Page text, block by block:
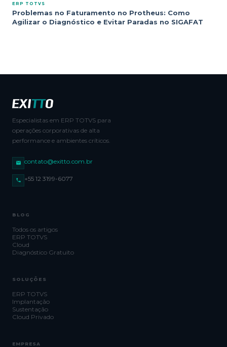
ERP TOTVS
Problemas no Faturamento no Protheus: Como
Agilizar o Diagnóstico e Evitar Paradas no SIGAFAT
Especialistas em ERP TOTVS para
operações corporativas de alta
performance e ambientes críticos.
contato@exitto.com.br
+55 12 3199-6077
BLOG
Todos os artigos
ERP TOTVS
Cloud
Diagnóstico Gratuito
SOLUÇÕES
ERP TOTVS
Implantação
Sustentação
Cloud Privado
EMPRESA